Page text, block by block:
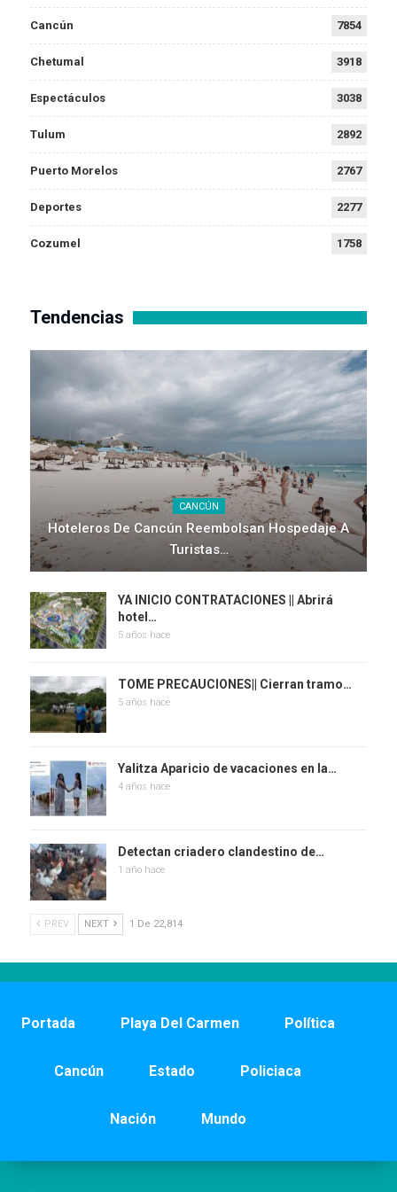
Cancún 7854
Chetumal 3918
Espectáculos 3038
Tulum 2892
Puerto Morelos 2767
Deportes 2277
Cozumel 1758
Tendencias
CANCÚN
Hoteleros De Cancún Reembolsan Hospedaje A
Turistas…
YA INICIO CONTRATACIONES || Abrirá
hotel…
5 años hace
TOME PRECAUCIONES|| Cierran tramo…
5 años hace
Yalitza Aparicio de vacaciones en la…
4 años hace
Detectan criadero clandestino de…
1 año hace
PREV NEXT 1 De 22,814
Portada Playa Del Carmen Política
Cancún Estado Policiaca
Nación Mundo